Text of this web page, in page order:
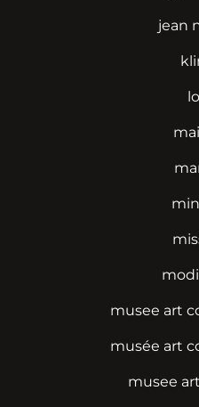
jean
musee art
musée art
musee